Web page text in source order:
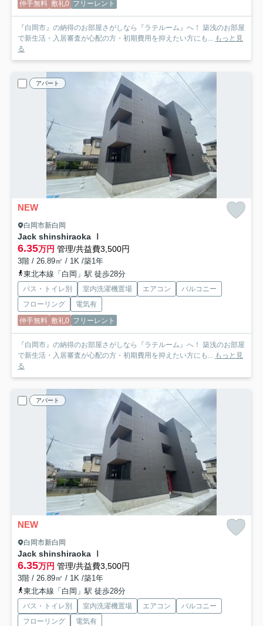
仲手無料 敷礼0 フリーレント
『白岡市』の納得のお部屋さがしなら『ラテルーム』へ！ 築浅のお部屋
で新生活・入居審査が心配の方・初期費用を抑えたい方にも...
もっと見
る
アパート
NEW
白岡市新白岡
Jack shinshiraoka Ⅰ
6.35万円 管理/共益費3,500円
3階 / 26.89㎡ / 1K /築1年
東北本線「白岡」駅 徒歩28分
バス・トイレ別 室内洗濯機置場 エアコン
バルコニー
フローリング
電気有
仲手無料 敷礼0 フリーレント
『白岡市』の納得のお部屋さがしなら『ラテルーム』へ！ 築浅のお部屋
で新生活・入居審査が心配の方・初期費用を抑えたい方にも...
もっと見
る
アパート
NEW
白岡市新白岡
Jack shinshiraoka Ⅰ
6.35万円 管理/共益費3,500円
3階 / 26.89㎡ / 1K /築1年
東北本線「白岡」駅 徒歩28分
バス・トイレ別 室内洗濯機置場 エアコン
バルコニー
フローリング
電気有